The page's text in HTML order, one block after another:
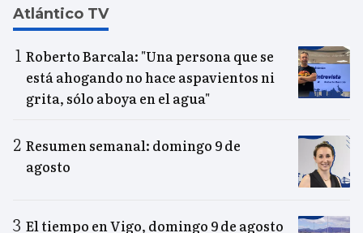
Atlántico TV
Roberto Barcala: "Una persona que se
está ahogando no hace aspavientos ni
grita, sólo aboya en el agua"
Resumen semanal: domingo 9 de
agosto
El tiempo en Vigo, domingo 9 de agosto